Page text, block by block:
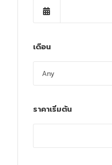
เดือน
ราคาเริ่มต้น